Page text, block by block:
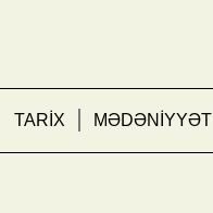
TARİX MƏDƏNİYYƏT